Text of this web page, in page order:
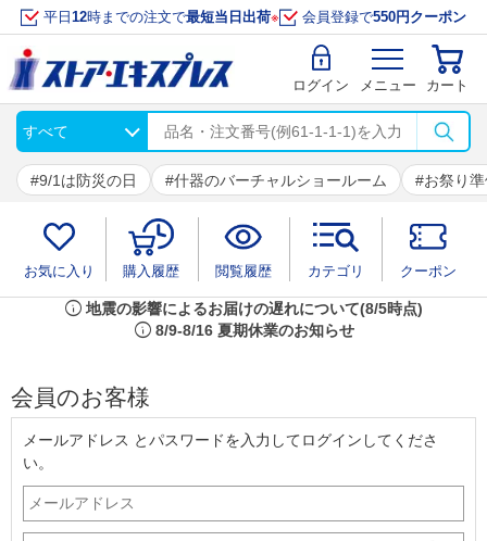
平日 12時までの注文で最短当日出荷※ 会員登録で550円クーポン
ログイン メニュー カート
9/1は防災の日 什器のバーチャルショールーム お祭り
お気に入り 購入履歴 閲覧履歴 カテゴリ クーポン
info 地震の影響によるお届けの遅れについて(8/5時点)
info 8/9-8/16 夏期休業のお知らせ
会員のお客様
メールアドレス とパスワードを入力してログインしてくださ
い。